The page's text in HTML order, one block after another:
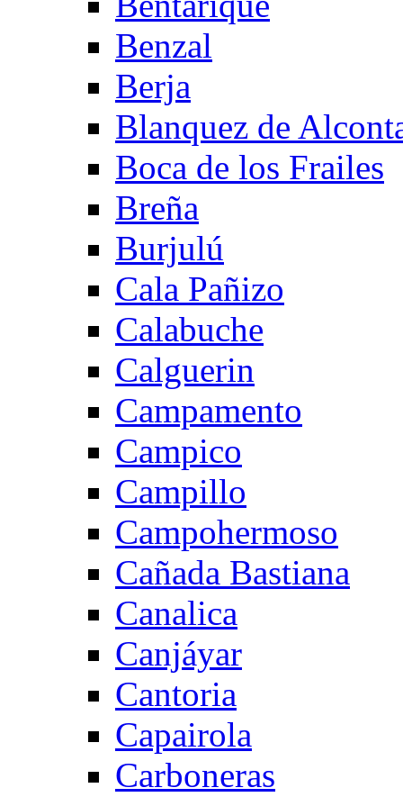
Benzal
Berja
Blanquez de
Boca de los Frailes
Breña
Burjulú
Cala Pañizo
Calabuche
Calguerin
Campamento
Campico
Campillo
Campohermoso
Cañada Bastiana
Canalica
Canjáyar
Cantoria
Capairola
Carboneras